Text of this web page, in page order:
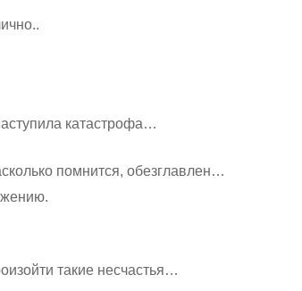
катастрофа…
помнится, обезглавлен…
такие несчастья…